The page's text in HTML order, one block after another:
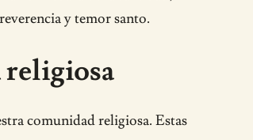
y temor santo.
religiosa
comunidad religiosa. Estas